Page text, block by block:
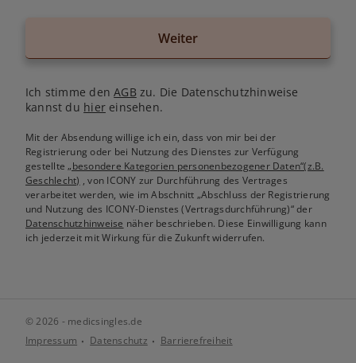
Weiter
Ich stimme denAGB zu. Die Datenschutzhinweise
kannst du hiereinsehen.
Mit der Absendung willige ich ein, dass von mir bei der
Registrierung oder bei Nutzung des Dienstes zur Verfügung
gestellte„besondere Kategorien personenbezogener Daten“(z.B.
Geschlecht) , von ICONY zur Durchführung des Vertrages
verarbeitet werden, wie im Abschnitt „Abschluss der Registrierung
und Nutzung des ICONY-Dienstes (Vertragsdurchführung)“ der
Datenschutzhinweise näher beschrieben. Diese Einwilligung kann
ich jederzeit mit Wirkung für die Zukunft widerrufen.
© 2026 - medicsingles.de
Impressum
Datenschutz Barrierefreiheit